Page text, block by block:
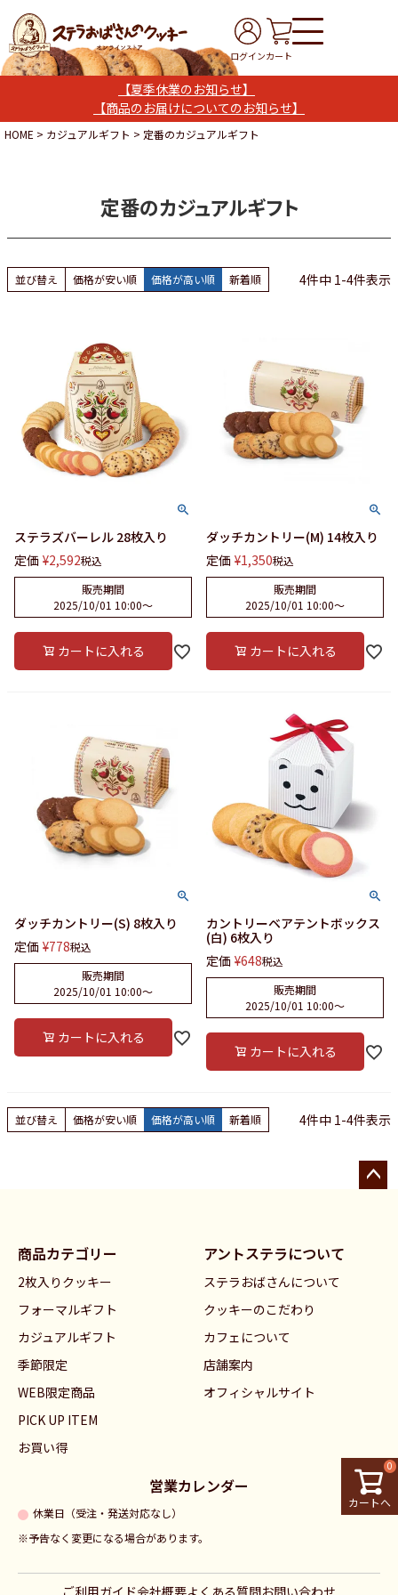
ログインカート
【夏季休業のお知らせ】
【商品のお届けについてのお知らせ】
HOME カジュアルギフト 定番のカジュアルギフト
定番のカジュアルギフト
並び替え 価格が安い順 価格が高い順 新着順 4件中 1-4件表示
ステラズバーレル 28枚入り
定価 ¥2,592税込
販売期間
2025/10/01 10:00〜
カートに入れる
ダッチカントリー(M) 14枚入り
定価 ¥1,350税込
販売期間
2025/10/01 10:00〜
カートに入れる
ダッチカントリー(S) 8枚入り
定価 ¥778税込
販売期間
2025/10/01 10:00〜
カートに入れる
カントリーベアテントボックス
(白) 6枚入り
定価 ¥648税込
販売期間
2025/10/01 10:00〜
カートに入れる
並び替え 価格が安い順 価格が高い順 新着順 4件中 1-4件表示
カートへ
0
商品カテゴリー
2枚入りクッキー
フォーマルギフト
カジュアルギフト
季節限定
WEB限定商品
PICK UP ITEM
お買い得
アントステラについて
ステラおばさんについて
クッキーのこだわり
カフェについて
店舗案内
オフィシャルサイト
営業カレンダー
休業日（受注・発送対応なし）
※予告なく変更になる場合があります。
ご利用ガイド会社概要よくある質問お問い合わせ